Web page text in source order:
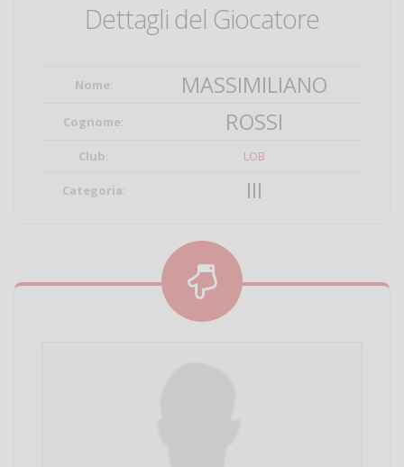
Dettagli del Giocatore
Nome: MASSIMILIANO
Cognome: ROSSI
Club: LOB
Categoria: III